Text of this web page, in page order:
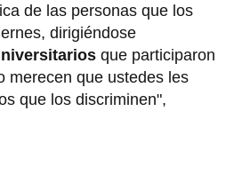
de las personas que los
dirigiéndose
que participaron
merecen que ustedes les
que los discriminen",